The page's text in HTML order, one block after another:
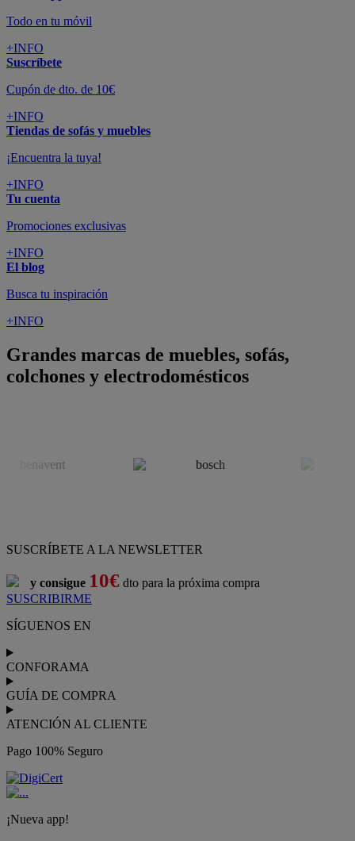
Todo en tu móvil
+INFO
Suscríbete
Cupón de dto. de 10€
+INFO
Tiendas de sofás y muebles
¡Encuentra la tuya!
+INFO
Tu cuenta
Promociones exclusivas
+INFO
El blog
Busca tu inspiración
+INFO
Grandes marcas de muebles, sofás,
colchones y electrodomésticos
SUSCRÍBETE A LA NEWSLETTER
y consigue 10€ dto para la próxima compra
SUSCRIBIRME
SÍGUENOS EN
CONFORAMA
GUÍA DE COMPRA
ATENCIÓN AL CLIENTE
Pago 100% Seguro
¡Nueva app!